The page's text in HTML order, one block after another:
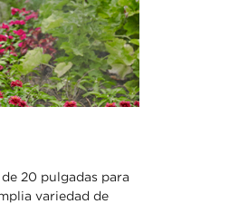
20 pulgadas para
variedad de